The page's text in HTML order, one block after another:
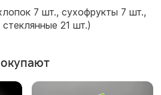
7 шт., сухофрукты 7 шт.,
21 шт.)